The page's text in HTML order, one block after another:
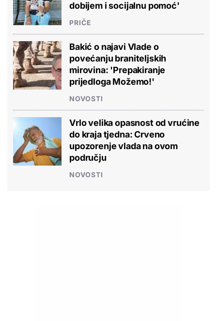
dobijem i socijalnu pomoć'
PRIČE
Bakić o najavi Vlade o
povećanju braniteljskih
mirovina: 'Prepakiranje
prijedloga Možemo!'
NOVOSTI
Vrlo velika opasnost od vrućine
do kraja tjedna: Crveno
upozorenje vlada na ovom
području
NOVOSTI